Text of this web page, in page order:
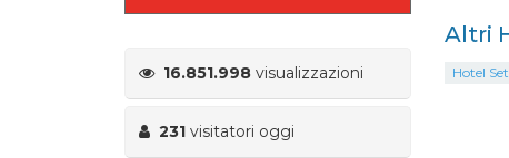
16.851.998 visualizzazioni
231 visitatori oggi
Altri
Hotel